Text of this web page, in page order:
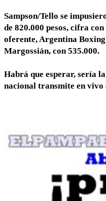
Sampson/Tello se
de 820.000 pesos, cifra
oferente, Argentina
Margossián, con 535.000.
Habrá que esperar, sería
nacional transmite en vivo